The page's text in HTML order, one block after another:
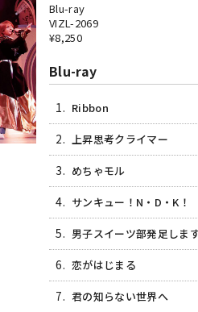
Blu-ray
VIZL-2069
¥8,250
Blu-ray
1. Ribbon
2. 上昇思考クライマー
3. めちゃモル
4. サンキュー！N・D・K！
5. 男子スイーツ部発足しま
6. 恋がはじまる
7. 君の知らない世界へ